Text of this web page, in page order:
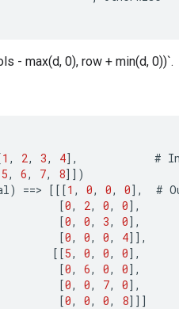
- max(d, 0), row + min(d, 0))`.
1 , 2, 3, 4] , #
5, 6, 7, 8]] )
) ==> [[[1 , 0, 0, 0] , #
[0, 2, 0, 0] ,
[0, 0, 3, 0] ,
[0, 0, 0, 4]] ,
[[5, 0, 0, 0] ,
[0, 6, 0, 0] ,
[0, 0, 7, 0] ,
[0, 0, 0, 8]]]